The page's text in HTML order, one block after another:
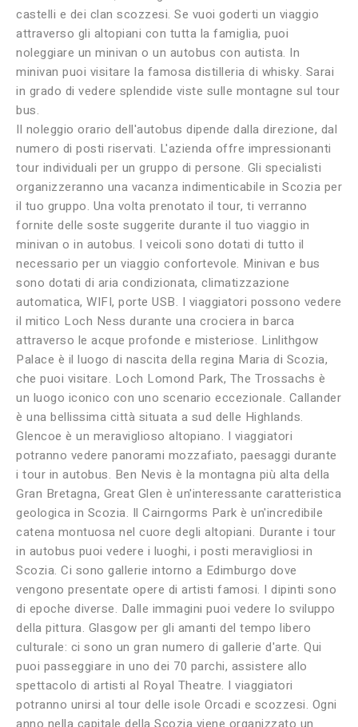
castelli e dei clan scozzesi. Se vuoi goderti un viaggio
attraverso gli altopiani con tutta la famiglia, puoi
noleggiare un minivan o un autobus con autista. In
minivan puoi visitare la famosa distilleria di whisky. Sarai
in grado di vedere splendide viste sulle montagne sul tour
bus.
Il noleggio orario dell'autobus dipende dalla direzione, dal
numero di posti riservati. L'azienda offre impressionanti
tour individuali per un gruppo di persone. Gli specialisti
organizzeranno una vacanza indimenticabile in Scozia per
il tuo gruppo. Una volta prenotato il tour, ti verranno
fornite delle soste suggerite durante il tuo viaggio in
minivan o in autobus. I veicoli sono dotati di tutto il
necessario per un viaggio confortevole. Minivan e bus
sono dotati di aria condizionata, climatizzazione
automatica, WIFI, porte USB. I viaggiatori possono vedere
il mitico Loch Ness durante una crociera in barca
attraverso le acque profonde e misteriose. Linlithgow
Palace è il luogo di nascita della regina Maria di Scozia,
che puoi visitare. Loch Lomond Park, The Trossachs è
un luogo iconico con uno scenario eccezionale. Callander
è una bellissima città situata a sud delle Highlands.
Glencoe è un meraviglioso altopiano. I viaggiatori
potranno vedere panorami mozzafiato, paesaggi durante
i tour in autobus. Ben Nevis è la montagna più alta della
Gran Bretagna, Great Glen è un'interessante caratteristica
geologica in Scozia. Il Cairngorms Park è un'incredibile
catena montuosa nel cuore degli altopiani. Durante i tour
in autobus puoi vedere i luoghi, i posti meravigliosi in
Scozia. Ci sono gallerie intorno a Edimburgo dove
vengono presentate opere di artisti famosi. I dipinti sono
di epoche diverse. Dalle immagini puoi vedere lo sviluppo
della pittura. Glasgow per gli amanti del tempo libero
culturale: ci sono un gran numero di gallerie d'arte. Qui
puoi passeggiare in uno dei 70 parchi, assistere allo
spettacolo di artisti al Royal Theatre. I viaggiatori
potranno unirsi al tour delle isole Orcadi e scozzesi. Ogni